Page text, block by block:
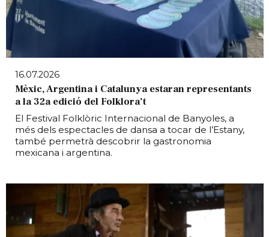
16.07.2026
Mèxic, Argentina i Catalunya estaran representants
a la 32a edició del Folklora’t
El Festival Folklòric Internacional de Banyoles, a
més dels espectacles de dansa a tocar de l’Estany,
també permetrà descobrir la gastronomia
mexicana i argentina.